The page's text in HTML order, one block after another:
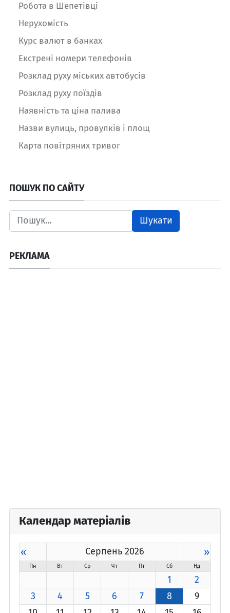
Робота в Шепетівці
Нерухомість
Курс валют в банках
Екстрені номери телефонів
Розклад руху міських автобусів
Розклад руху поїздів
Наявність та ціна палива
Назви вулиць, провулків і площ
Карта повітряних тривог
ПОШУК ПО САЙТУ
Шукати
РЕКЛАМА
Календар матеріалів
« Серпень 2026 »
Пн Вт Ср Чт Пт Сб Нд
1
2
3
4 5 6 7 8
9